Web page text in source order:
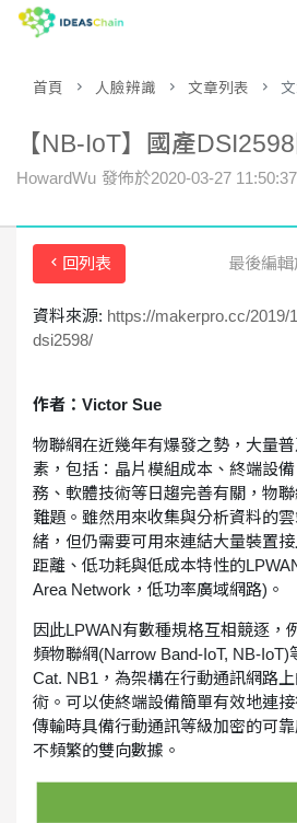
首頁
數據平台
應用案例
開發工具
登入
首頁 人臉辨識 文章列表
【NB-IoT】國產
HowardWu 發佈於2020-03-27 11:50:37
回列表 最後編
資料來源: https://makerpro.cc/2019/
dsi2598/
作者：Victor Sue
物聯網在近幾年有爆發之勢，大量
素，包括：晶片模組成本、終端設
務、軟體技術等日趨完善有關，物
難題。雖然用來收集與分析資料的
緒，但仍需要可用來連結大量裝置
距離、低功耗與低成本特性的
Area Network，低功率廣域網路)。
因此LPWAN有數種規格互相競逐，
頻物聯網(Narrow Band-IoT, NB-IoT)
Cat. NB1，為架構在行動通訊網路
術。可以使終端設備簡單有效地連
傳輸時具備行動通訊等級加密的可
不頻繁的雙向數據。